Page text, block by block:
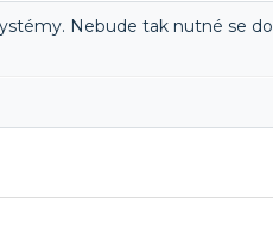
Nebude tak nutné se do